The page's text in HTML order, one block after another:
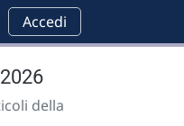
Accedi
della